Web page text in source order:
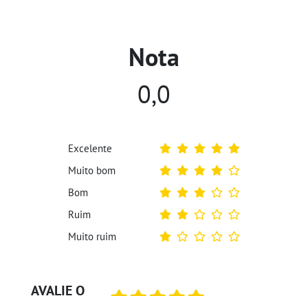
AVALIE O
Nota
0,0
Excelente
Muito bom
Bom
Ruim
Muito ruim